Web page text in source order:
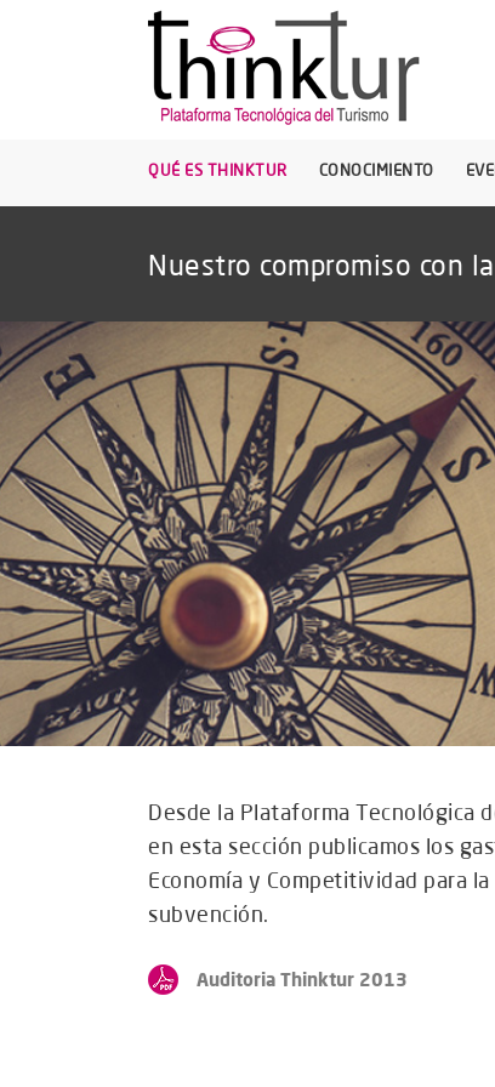
QUÉ ES THINKTUR CONOCIMIENTO
Nuestro compromiso con
Desde la Plataforma Tecnológica
en esta sección publicamos los
Economía y Competitividad para
subvención.
Auditoria Thinktur 2013